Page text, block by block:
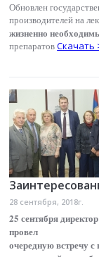
Обновлен
производителей на
жизненно
препаратовСкачать
28 сентября, 2018г.
25 сентября
провел
очередную встречу с